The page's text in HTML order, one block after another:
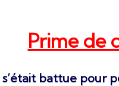
Prime de
s’était battue pour